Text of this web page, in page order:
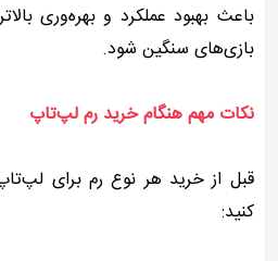
باعث بهبود عملکرد و بهره‌وری
بازی‌های سنگین شود.
نکات مهم هنگام خرید رم لپ‌تاپ
قبل از خرید هر نوع رم برای
کنید: